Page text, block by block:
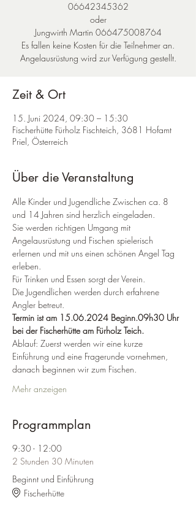
06642345362
oder
Jungwirth Martin 066475008764
Es fallen keine Kosten für die Teilnehmer an.
Angelausrüstung wird zur Verfügung gestellt.
Zeit & Ort
15. Juni 2024, 09:30 – 15:30
Fischerhütte Fürholz Fischteich, 3681 Hofamt
Priel, Österreich
Über die Veranstaltung
Alle Kinder und Jugendliche Zwischen ca. 8
und 14 Jahren sind herzlich eingeladen.
Sie werden richtigen Umgang mit
Angelausrüstung und Fischen spielerisch
erlernen und mit uns einen schönen Angel Tag
erleben.
Für Trinken und Essen sorgt der Verein.
Die Jugendlichen werden durch erfahrene
Angler betreut.
Termin ist am 15.06.2024 Beginn.09h30 Uhr
bei der Fischerhütte am Fürholz Teich.
Ablauf: Zuerst werden wir eine kurze
Einführung und eine Fragerunde vornehmen,
danach beginnen wir zum Fischen.
Mehr anzeigen
Programmplan
9:30 - 12:00
2 Stunden 30 Minuten
Beginnt und Einführung
Fischerhütte